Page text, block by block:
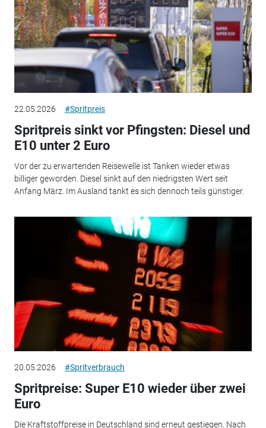
22.05.2026 #Spritpreis
Spritpreis sinkt vor Pfingsten: Diesel und
E10 unter 2 Euro
Vor der zu erwartenden Reisewelle ist Tanken wieder etwas
billiger geworden. Diesel sinkt auf den niedrigsten Wert seit
Anfang März. Im Ausland tankt es sich dennoch teils günstiger.
20.05.2026 #Spritverbrauch
Spritpreise: Super E10 wieder über zwei
Euro
Die Kraftstoffpreise in Deutschland sind erneut gestiegen. Nach